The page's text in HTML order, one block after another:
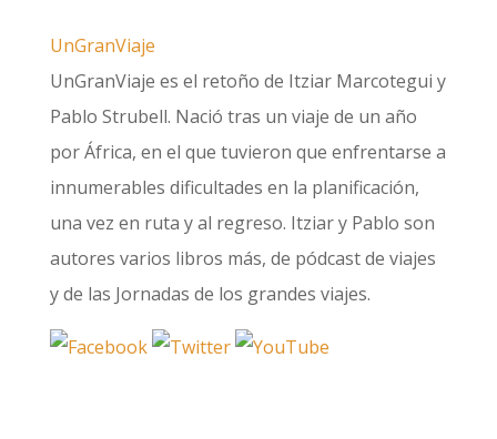
UnGranViaje
UnGranViaje es el retoño de Itziar Marcotegui y
Pablo Strubell. Nació tras un viaje de un año
por África, en el que tuvieron que enfrentarse a
innumerables dificultades en la planificación,
una vez en ruta y al regreso. Itziar y Pablo son
autores varios libros más, de pódcast de viajes
y de las Jornadas de los grandes viajes.